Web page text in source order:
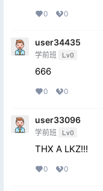
0 0
user34435
学前班 Lv0
666
0 0
user33096
学前班 Lv0
THX A LKZ!!!
0 0